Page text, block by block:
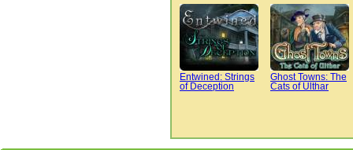
Entwined: Strings
of Deception
Ghost Towns: The
Cats of Ulthar